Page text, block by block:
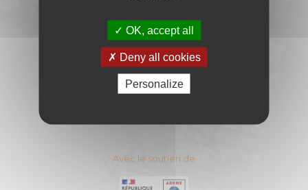
11 Rue Berryer - 75008 PARIS
E-mail :contact@cibe.fr
CONTACT
PLAN DU SITE
ESPACE ADHERENT
Avec le soutien de
OK, accept all
Deny all cookies
Personalize